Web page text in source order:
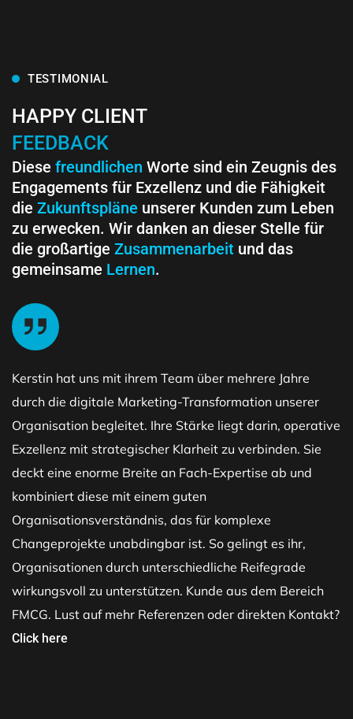
TESTIMONIAL
HAPPY CLIENT
FEEDBACK
Diese freundlichen Worte sind ein Zeugnis des
Engagements für Exzellenz und die Fähigkeit
die Zukunftspläne unserer Kunden zum Leben
zu erwecken. Wir danken an dieser Stelle für
die großartige Zusammenarbeit und das
gemeinsame Lernen.
Kerstin hat uns mit ihrem Team über mehrere Jahre
durch die digitale Marketing-Transformation unserer
Organisation begleitet. Ihre Stärke liegt darin, operative
Exzellenz mit strategischer Klarheit zu verbinden. Sie
deckt eine enorme Breite an Fach-Expertise ab und
kombiniert diese mit einem guten
Organisationsverständnis, das für komplexe
Changeprojekte unabdingbar ist. So gelingt es ihr,
Organisationen durch unterschiedliche Reifegrade
wirkungsvoll zu unterstützen. Kunde aus dem Bereich
FMCG. Lust auf mehr Referenzen oder direkten Kontakt?
Click here